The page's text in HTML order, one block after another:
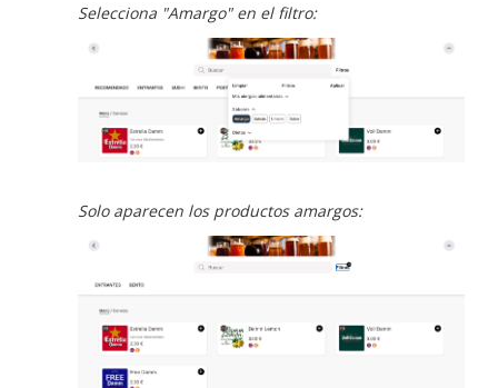
Selecciona "Amargo" en el filtro:
Solo aparecen los productos amargos: